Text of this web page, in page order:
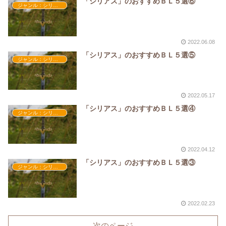
2022.06.08
「シリアス」のおすすめＢＬ５選⑤
2022.05.17
ジャンル：シリアス
「シリアス」のおすすめＢＬ５選④
2022.04.12
「シリアス」のおすすめＢＬ５選③
2022.02.23